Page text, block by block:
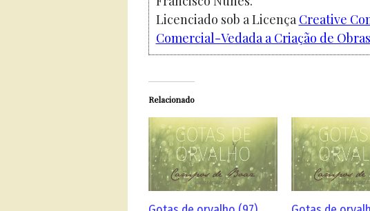
Licenciado sob a Licença Creative
Comercial-Vedada a Criação de
Relacionado